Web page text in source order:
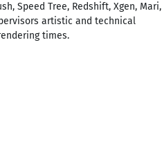
Speed Tree, Redshift, Xgen, Mari,
artistic and technical
times.